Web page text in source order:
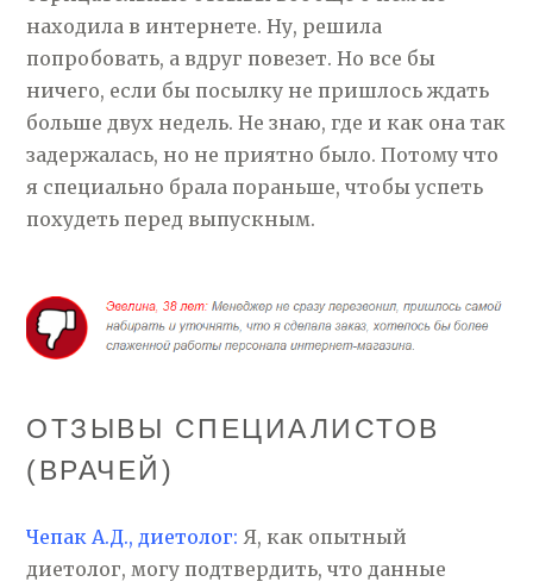
находила в интернете. Ну, решила
попробовать, а вдруг повезет. Но все бы
ничего, если бы посылку не пришлось ждать
больше двух недель. Не знаю, где и как она так
задержалась, но не приятно было. Потому что
я специально брала пораньше, чтобы успеть
похудеть перед выпускным.
ОТЗЫВЫ СПЕЦИАЛИСТОВ
(ВРАЧЕЙ)
Чепак А.Д., диетолог: Я, как опытный
диетолог, могу подтвердить, что данные